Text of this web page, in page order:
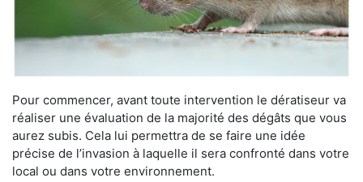
Pour commencer, avant toute intervention le dératiseur va
réaliser une évaluation de la majorité des dégâts que vous
aurez subis. Cela lui permettra de se faire une idée
précise de l’invasion à laquelle il sera confronté dans votre
local ou dans votre environnement.